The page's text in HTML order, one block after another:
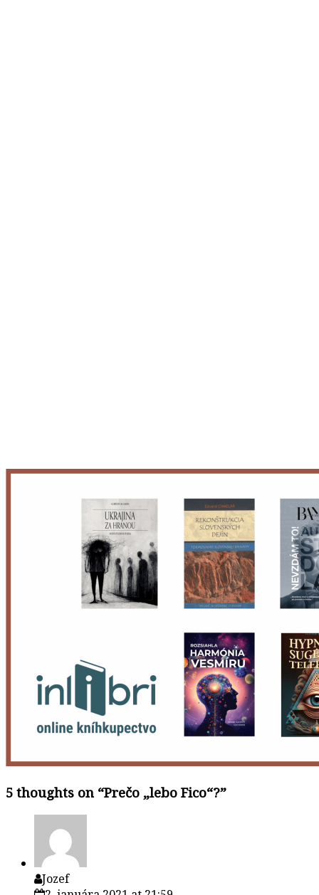
5 thoughts on “Prečo „lebo Fico“?”
Jozef